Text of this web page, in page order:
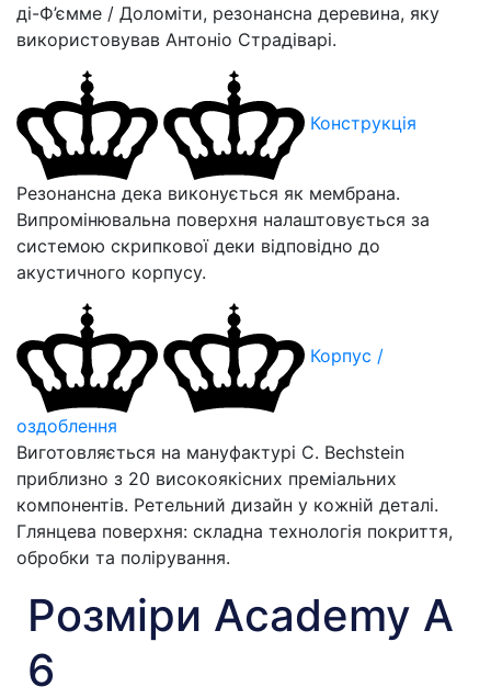
ді-Ф’ємме / Доломіти, резонансна деревина, яку
використовував Антоніо Страдіварі.
Конструкція
Резонансна дека виконується як мембрана.
Випромінювальна поверхня налаштовується за
системою скрипкової деки відповідно до
акустичного корпусу.
Корпус /
оздоблення
Виготовляється на мануфактурі C. Bechstein
приблизно з 20 високоякісних преміальних
компонентів. Ретельний дизайн у кожній деталі.
Глянцева поверхня: складна технологія покриття,
обробки та полірування.
Розміри Academy A
6